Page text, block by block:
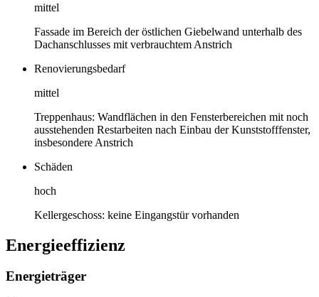
mittel
Fassade im Bereich der östlichen Giebelwand unterhalb des
Dachanschlusses mit verbrauchtem Anstrich
Renovierungsbedarf
mittel
Treppenhaus: Wandflächen in den Fensterbereichen mit noch
ausstehenden Restarbeiten nach Einbau der Kunststofffenster,
insbesondere Anstrich
Schäden
hoch
Kellergeschoss: keine Eingangstür vorhanden
Energieeffizienz
Energieträger